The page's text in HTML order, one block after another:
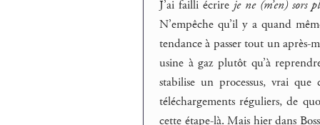
J’ai failli écrireje ne (m’en) sors
N’empêche qu’il y a quand
tendance à passer tout un
usine à gaz plutôt qu’à
stabilise un processus, vrai que
téléchargements réguliers, de
cette étape-là. Mais hier dans